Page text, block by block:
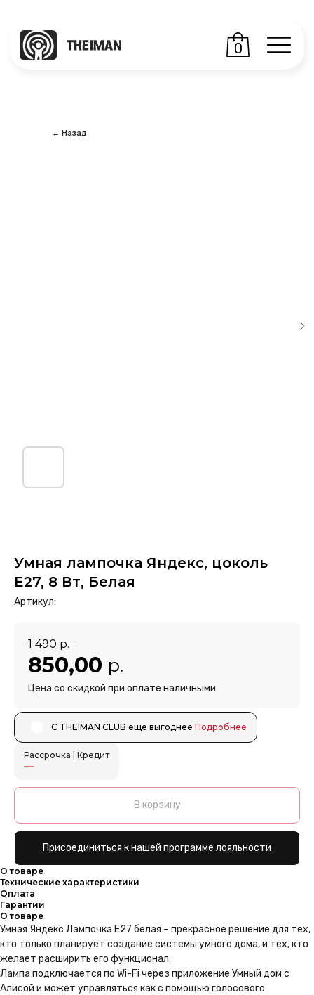
← Назад
Умная лампочка Яндекс, цоколь
E27, 8 Вт, Белая
Артикул:
Цена со скидкой при оплате наличными
850,00 р.
1 490 р.
С THEIMAN CLUB еще выгоднее ㅤㅤ Подробнее
Рассрочка | Кредит
—
В корзину
Присоединиться к нашей программе лояльности
О товаре
Технические характеристики
Оплата
Гарантии
О товаре
Умная Яндекс Лампочка E27 белая – прекрасное решение для тех,
кто только планирует создание системы умного дома, и тех, кто
желает расширить его функционал.
Лампа подключается по Wi-Fi через приложение Умный дом с
Алисой и может управляться как с помощью голосового